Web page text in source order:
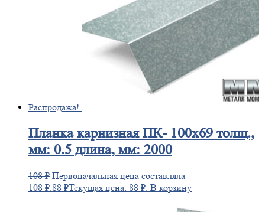
Распродажа!
Планкакарнизная ПК- 100х69 толщ.,
мм: 0.5 длина, мм: 2000
108₽ Первоначальная цена составляла
108 ₽. 88 ₽Текущая цена: 88 ₽. В корзину